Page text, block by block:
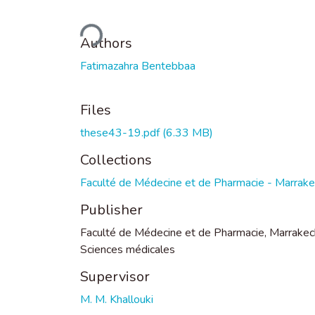
Loading...
Authors
Fatimazahra Bentebbaa
Files
these43-19.pdf(6.33 MB)
Collections
Faculté de Médecine et de Pharmacie -
Publisher
Faculté de Médecine et de Pharmacie,
Sciences médicales
Supervisor
M. M. Khallouki